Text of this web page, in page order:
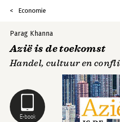
Economie
E-book
Parag Khanna
Azië is de toekomst
Handel, cultuur en